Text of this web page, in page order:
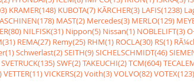
KRAMER(148) KUBOTA(7) KÃRCHER(3) LAFIS(1238)
MAST(2) Mercedes(3) MERLO(129)
NILFISK(31) Nippon(5) Nissan(1) NOBLELIFT(3)
REMA(27) Remy(25) RHM(1) ROCLA(30) RS(1)
Schwerlast(2)SEITH(9)SICHELSCHMIDT(46)
SVETRUCK(135)SWF(2)TAKEUCHI(2)TCM(604)
VETTER(11)VICKERS(2)Voith(3)VOLVO(82)VOTEX(123)